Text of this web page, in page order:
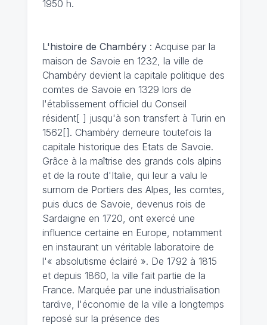
1950 h.
L'histoire de Chambéry: Acquise par la
maison de Savoie en 1232, la ville de
Chambéry devient la capitale politique des
comtes de Savoie en 1329 lors de
l'établissement officiel du Conseil
résident[ ] jusqu'à son transfert à Turin en
1562[]. Chambéry demeure toutefois la
capitale historique des Etats de Savoie.
Grâce à la maîtrise des grands cols alpins
et de la route d'Italie, qui leur a valu le
surnom de Portiers des Alpes, les comtes,
puis ducs de Savoie, devenus rois de
Sardaigne en 1720, ont exercé une
influence certaine en Europe, notamment
en instaurant un véritable laboratoire de
l'« absolutisme éclairé ». De 1792 à 1815
et depuis 1860, la ville fait partie de la
France. Marquée par une industrialisation
tardive, l'économie de la ville a longtemps
reposé sur la présence des